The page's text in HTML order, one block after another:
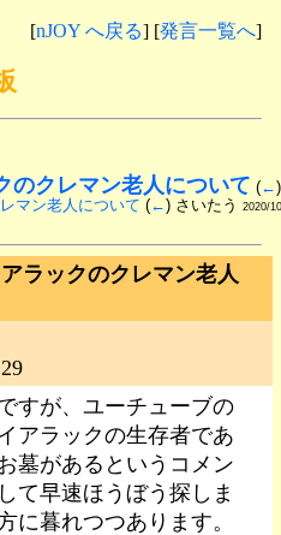
[nJOY へ戻る] [発言一覧へ]
のクレマン老人について (←
マン老人について (←) さいたう 2020/
ラックのクレマン老人
すが、ユーチューブの
アラックの生存者であ
墓があるというコメン
て早速ほうぼう探しま
に暮れつつあります。